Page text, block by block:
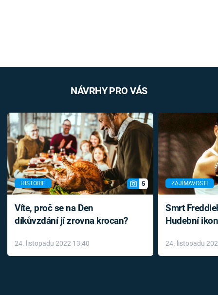
NÁVRHY PRO VÁS
HISTORIE 5
Víte, proč se na Den
díkůvzdání jí zrovna krocan?
24. listopadu 2022 13:40
ZAJÍMAVOSTI
Smrt
Hudební
léky
24. listopadu